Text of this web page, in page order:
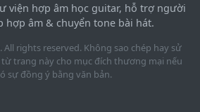
viện hợp âm học guitar, hỗ trợ người
hợp âm & chuyển tone bài hát.
rights reserved. Không sao chép hay sử
trang này cho mục đích thương mại nếu
sự đồng ý bằng văn bản.